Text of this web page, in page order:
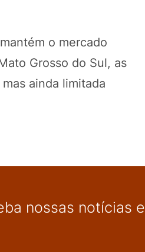
o mercado
Grosso do Sul, as
ainda limitada
nossas notícias e